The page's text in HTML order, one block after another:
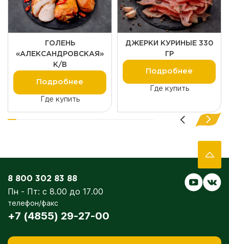
ГОЛЕНЬ
«АЛЕКСАНДРОВСКАЯ»
К/В
Подробнее
Где купить
ДЖЕРКИ КУРИНЫЕ 330
ГР
Подробнее
Где купить
8 800 302 83 88
Пн - Пт: с 8.00 до 17.00
телефон/факс
+7 (4855) 29-27-00